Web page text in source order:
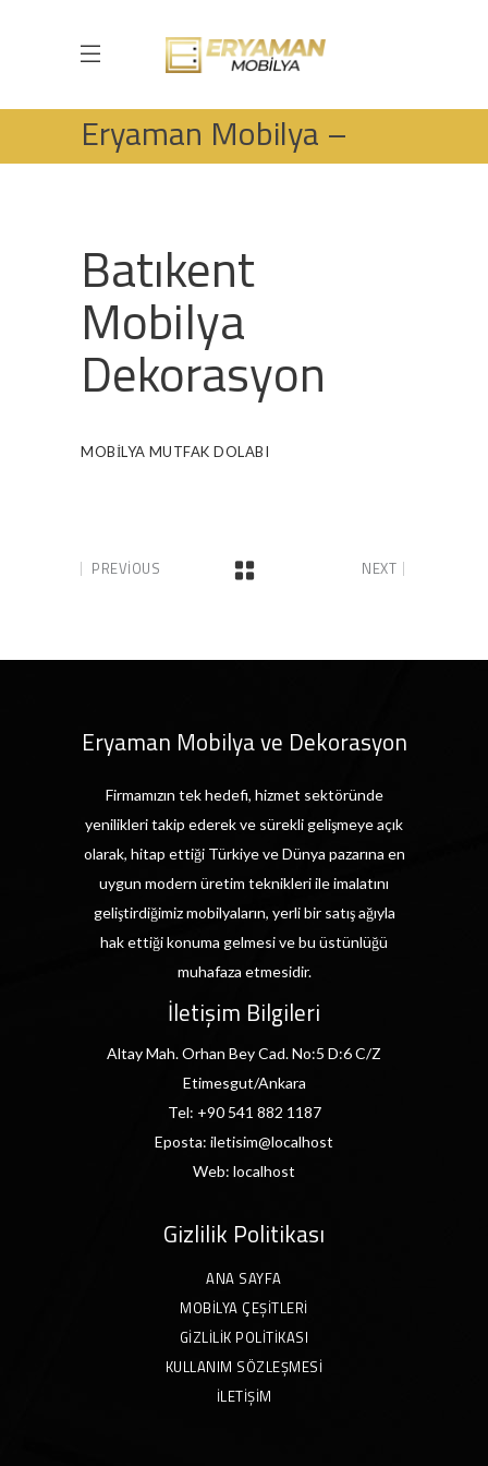
Eryaman Mobilya –
ERYAMAN MOBILYA – BATIKENT MOBILYA
Batıkent
Mobilya
Dekorasyon
MOBILYA MUTFAK DOLABI
PREVIOUS NEXT
Eryaman Mobilya ve Dekorasyon
Firmamızın tek hedefi, hizmet sektöründe
yenilikleri takip ederek ve sürekli gelişmeye açık
olarak, hitap ettiği Türkiye ve Dünya pazarına en
uygun modern üretim teknikleri ile imalatını
geliştirdiğimiz mobilyaların, yerli bir satış ağıyla
hak ettiği konuma gelmesi ve bu üstünlüğü
muhafaza etmesidir.
İletişim Bilgileri
Altay Mah. Orhan Bey Cad. No:5 D:6 C/Z
Etimesgut/Ankara
Tel: +90 541 882 1187
Eposta: iletisim@localhost
Web: localhost
Gizlilik Politikası
ANA SAYFA
MOBILYA ÇEŞITLERI
GIZLILIK POLITIKASI
KULLANIM SÖZLEŞMESI
İLETIŞIM